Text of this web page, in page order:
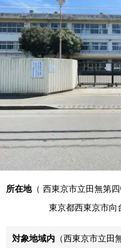
所在地（ 西東京市立田無第
東京都西東京市向
対象地域内 （西東京市立田